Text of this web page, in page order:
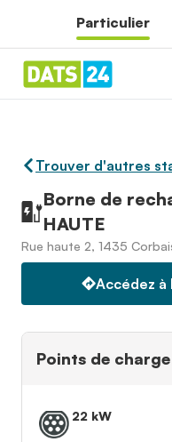
Particulier
Trouver d'autres
Borne de
HAUTE
Rue haute 2, 1435
Accédez
Points de charge
22 kW